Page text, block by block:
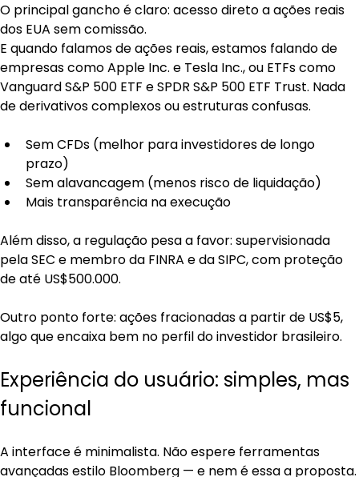
O principal gancho é claro: acesso direto a ações reais
dos EUA sem comissão.
E quando falamos de ações reais, estamos falando de
empresas como Apple Inc. e Tesla Inc., ou ETFs como
Vanguard S&P 500 ETF e SPDR S&P 500 ETF Trust. Nada
de derivativos complexos ou estruturas confusas.
Sem CFDs (melhor para investidores de longo
prazo)
Sem alavancagem (menos risco de liquidação)
Mais transparência na execução
Além disso, a regulação pesa a favor: supervisionada
pela SEC e membro da FINRA e da SIPC, com proteção
de até US$500.000.
Outro ponto forte: ações fracionadas a partir de US$5,
algo que encaixa bem no perfil do investidor brasileiro.
Experiência do usuário: simples, mas
funcional
A interface é minimalista. Não espere ferramentas
avançadas estilo Bloomberg — e nem é essa a proposta.